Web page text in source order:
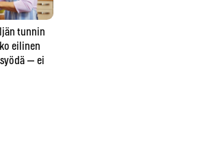
tunnin
eilinen
— ei